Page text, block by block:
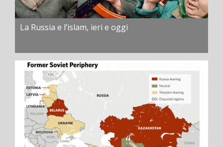
La Russia e l’islam, ieri e oggi